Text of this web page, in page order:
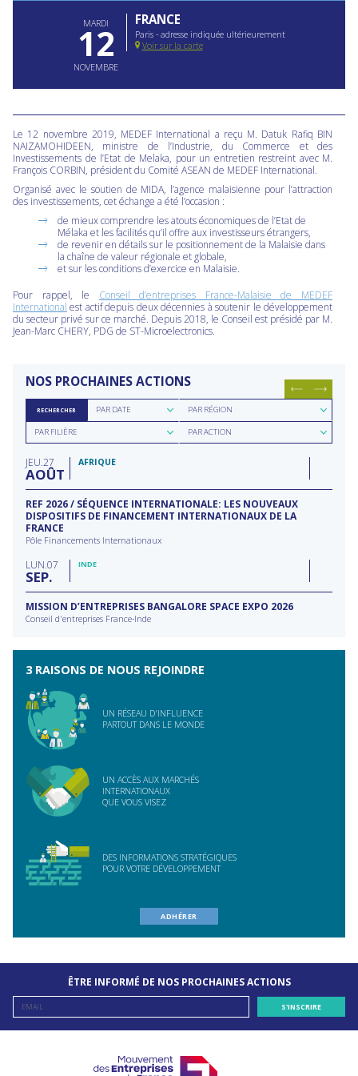
MARDI
12
NOVEMBRE
FRANCE
Paris - adresse indiquée ultérieurement
Voir sur la carte
Le 12 novembre 2019, MEDEF International a reçu M. Datuk Rafiq BIN
NAIZAMOHIDEEN, ministre de l’Industrie, du Commerce et des
Investissements de l’Etat de Melaka, pour un entretien restreint avec M.
François CORBIN, président du Comité ASEAN de MEDEF International.
Organisé avec le soutien de MIDA, l’agence malaisienne pour l’attraction
des investissements, cet échange a été l’occasion :
de mieux comprendre les atouts économiques de l’Etat de
Mélaka et les facilités qu’il offre aux investisseurs étrangers,
de revenir en détails sur le positionnement de la Malaisie dans
la chaîne de valeur régionale et globale,
et sur les conditions d’exercice en Malaisie.
Pour rappel, le Conseil d’entreprises France-Malaisie de MEDEF
International est actif depuis deux décennies à soutenir le développement
du secteur privé sur ce marché. Depuis 2018, le Conseil est présidé par M.
Jean-Marc CHERY, PDG de ST-Microelectronics.
NOS PROCHAINES ACTIONS
RECHERCHER
Rechercher
parPAR DATE
Rechercher
par
région
PAR RÉGION
Rechercher
parPAR FILIÈRE
Rechercher
parPAR ACTION
JEU 27
AOÛT
AFRIQUE
REF 2026 / SÉQUENCE INTERNATIONALE: LES NOUVEAUX
DISPOSITIFS DE FINANCEMENT INTERNATIONAUX DE LA
FRANCE
Pôle Financements Internationaux
LUN 07
SEP
INDE
MISSION D’ENTREPRISES BANGALORE SPACE EXPO 2026
Conseil d'entreprises France-Inde
3 RAISONS DE NOUS REJOINDRE
UN RÉSEAU D'INFLUENCE
PARTOUT DANS LE MONDE
UN ACCÈS AUX MARCHÉS
INTERNATIONAUX
QUE VOUS VISEZ
DES INFORMATIONS STRATÉGIQUES
POUR VOTRE DÉVELOPPEMENT
ADHÉRER
ÊTRE INFORMÉ DE NOS PROCHAINES ACTIONS